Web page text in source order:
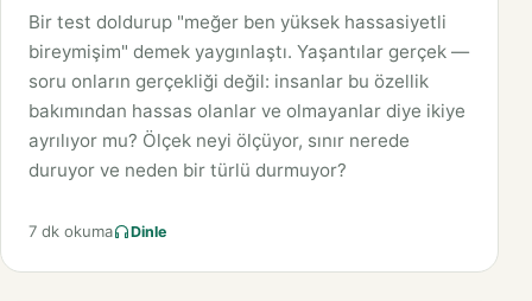
Bir test doldurup "meğer ben yüksek hassasiyetli
bireymişim" demek yaygınlaştı. Yaşantılar gerçek —
soru onların gerçekliği değil: insanlar bu özellik
bakımından hassas olanlar ve olmayanlar diye ikiye
ayrılıyor mu? Ölçek neyi ölçüyor, sınır nerede
duruyor ve neden bir türlü durmuyor?
7 dk okuma Dinle